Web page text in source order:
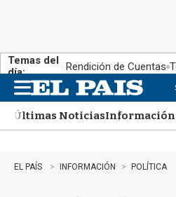
Temas del
día:
Rendición de Cuentas
n
uÚltimas NoticiasInformación
EL PAÍS INFORMACIÓN POLÍTICA